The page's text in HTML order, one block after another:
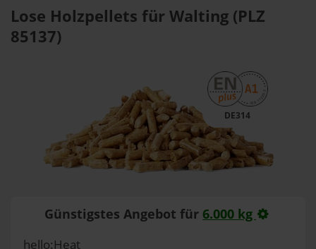
Lose Holzpellets für Walting (PLZ
85137)
DE314
Günstigstes Angebot für 6.000 kg
hello:Heat